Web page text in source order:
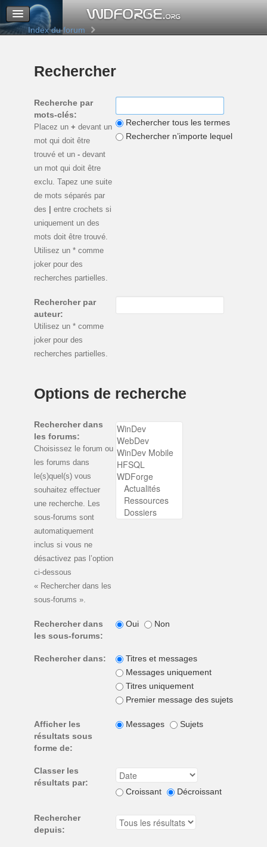
M’enregistrer
Connexion
Index du forum
Rechercher
Recherche par
mots-clés:
Placez un + devant un
mot qui doit être
trouvé et un -devant
un mot qui doit être
exclu. Tapez une suite
de mots séparés par
des
entre crochets si
uniquement un des
mots doit être trouvé.
Utilisez un * comme
joker pour des
recherches partielles.
Rechercher tous les termes
Rechercher n’importe lequel de ces
Rechercher par
auteur:
Utilisez un * comme
joker pour des
recherches partielles.
Options de recherche
Rechercher dans
les forums:
Choisissez le forum ou
les forums dans
le(s)quel(s) vous
souhaitez effectuer
une recherche. Les
sous-forums sont
automatiquement
inclus si vous ne
désactivez pas l’option
ci-dessous
« Rechercher dans les
sous-forums ».
Rechercher dans
les sous-forums:
Oui Non
Rechercher dans:
Titres et messages
Messages uniquement
Titres uniquement
Premier message des sujets
Afficher les
résultats sous
forme de:
Messages Sujets
Classer les
résultats par:
Croissant
Décroissant
Rechercher
depuis: